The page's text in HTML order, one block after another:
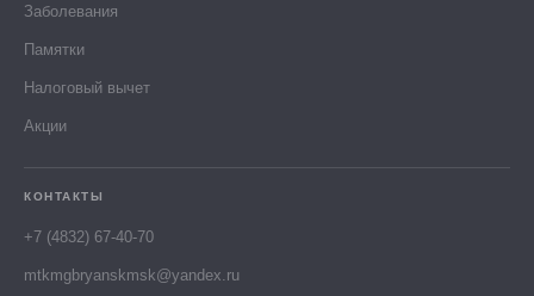
Заболевания
Памятки
Налоговый вычет
Акции
КОНТАКТЫ
+7 (4832) 67-40-70
mtkmgbryanskmsk@yandex.ru